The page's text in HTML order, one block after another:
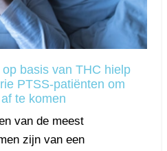
basis van THC hielp
PTSS-patiënten om
te komen
van de meest
zijn van een